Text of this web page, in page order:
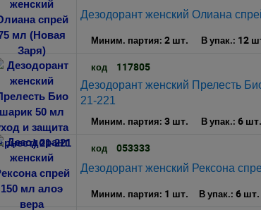
Дезодорант женский Олиана
Миним. партия: 2 шт. В упак.: 12
код 117805
Дезодорант женский Прелесть
21-221
Миним. партия: 3 шт. В упак.: 6 шт.
код 053333
Дезодорант женский Рексона
Миним. партия: 1 шт. В упак.: 6 шт.